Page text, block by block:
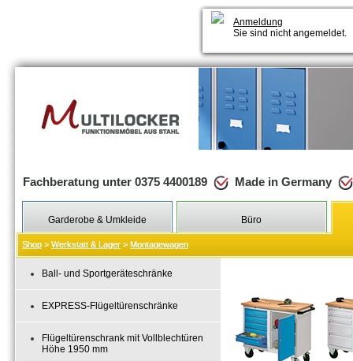
Anmeldung
Sie sind nicht angemeldet.
Fachberatung unter 0375 4400189 Made in Germany
Garderobe & Umkleide Büro
Shop > Werkstatt & Lager > Montagewagen
Shop > Werkstatt & Lager > Montagewagen
Ball- und Sportgeräteschränke
EXPRESS-Flügeltürenschränke
Flügeltürenschrank mit Vollblechtüren
Höhe 1950 mm